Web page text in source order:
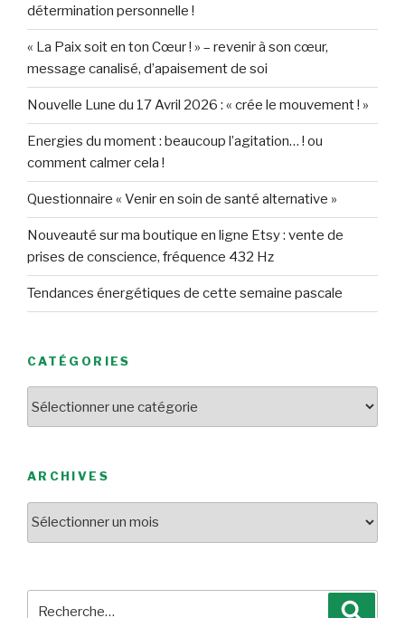
détermination personnelle !
« La Paix soit en ton Cœur ! » – revenir à son cœur,
message canalisé, d’apaisement de soi
Nouvelle Lune du 17 Avril 2026 : « crée le mouvement ! »
Energies du moment : beaucoup l’agitation… ! ou
comment calmer cela !
Questionnaire « Venir en soin de santé alternative »
Nouveauté sur ma boutique en ligne Etsy : vente de
prises de conscience, fréquence 432 Hz
Tendances énergétiques de cette semaine pascale
CATÉGORIES
ARCHIVES